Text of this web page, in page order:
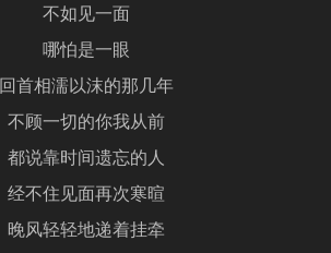
不如见一面
哪怕是一眼
回首相濡以沫的那几年
不顾一切的你我从前
都说靠时间遗忘的人
经不住见面再次寒暄
晚风轻轻地递着挂牵